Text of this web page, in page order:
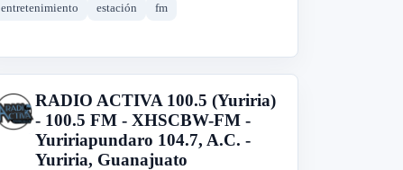
entretenimiento estación fm
R
RADIO ACTIVA 100.5 (Yuriria)
- 100.5 FM - XHSCBW-FM -
Yuririapundaro 104.7, A.C. -
Yuriria, Guanajuato